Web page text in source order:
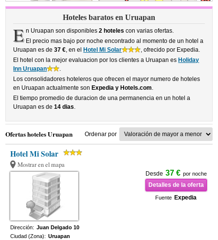
Hoteles baratos en Uruapan
E n Uruapan son disponibles 2 hoteles con varias ofertas.
El precio mas bajo por noche encontrado al momento de un hotel a
Uruapan es de37 €, en el Hotel Mi Solar
, ofrecido por Expedia.
El hotel con la mejor evaluacion por los clientes a Uruapan es Holiday
Inn Uruapan
.
Los consolidadores hoteleros que ofrecen el mayor numero de hoteles
en Uruapan actualmente son Expedia y Hotels.com.
El tiempo promedio de duracion de una permanencia en un hotel a
Uruapan es de14 dias.
Ofertas hoteles Uruapan Ordenar por
Hotel Mi Solar
Mostrar en el mapa
Desde 37 € por noche
Detalles de la oferta
Fuente Expedia
Dirección: Juan Delgado 10
Ciudad (Zona): Uruapan